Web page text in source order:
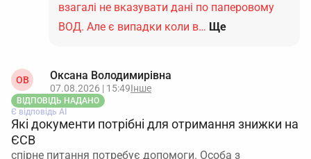
взагалі не вказувати дані по паперовому
ВОД. Але є випадки коли в… Ще
ОВ Оксана Володимирівна
07.08.2026 | 15:49Інше
ВІДПОВІДЬ НАДАНО
Є відповідь АІ
Які документи потрібні для отримання знижки на
ЄСВ
спірне питання потребує допомоги. Особа з